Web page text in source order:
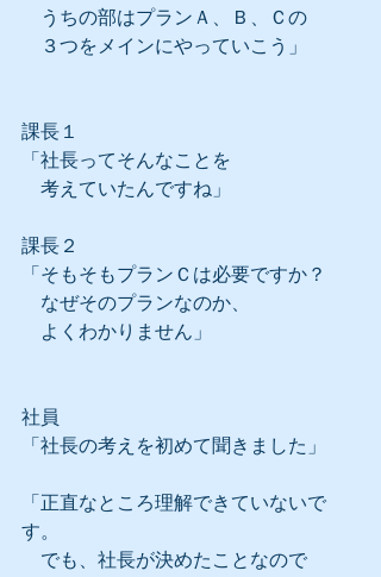
うちの部はプランＡ、Ｂ、Ｃの
３つをメインにやっていこう」
課長１
「社長ってそんなことを
考えていたんですね」
課長２
「そもそもプランＣは必要ですか？
なぜそのプランなのか、
よくわかりません」
社員
「社長の考えを初めて聞きました」
「正直なところ理解できていないで
す。
でも、社長が決めたことなので